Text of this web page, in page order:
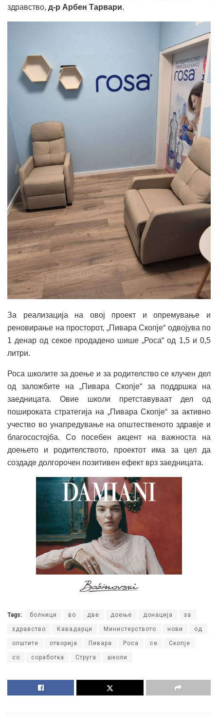
здравство, д-р Арбен Тарвари.
За реализација на овој проект и опремување и
реновирање на просторот, „Пивара Скопје“ одвојува по
1 денар од секое продадено шише „Роса“ од 1,5 и 0,5
литри.
Роса школите за доење и за родителство се клучен дел
од заложбите на „Пивара Скопје“ за поддршка на
заедницата. Овие школи претставуваат дел од
пошироката стратегија на „Пивара Скопје“ за активно
учество во унапредување на општественото здравје и
благосостојба. Со посебен акцент на важноста на
доењето и родителството, проектот има за цел да
создаде долгорочен позитивен ефект врз заедницата.
Tags: болници во две доење донација за
здравство Кавадарци Министерството нови од
општите отворија Пивара Роса се Скопје
со соработка Струга школи